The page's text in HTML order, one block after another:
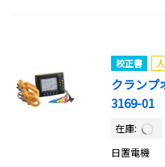
校正書
クランプ
3169-01
在庫:
日置電機